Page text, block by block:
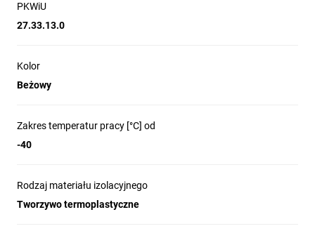
PKWiU
27.33.13.0
Kolor
Beżowy
Zakres temperatur pracy [°C] od
-40
Rodzaj materiału izolacyjnego
Tworzywo termoplastyczne